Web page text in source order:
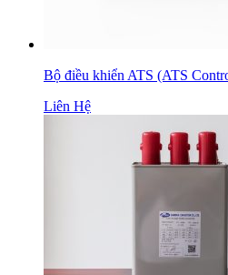
Bộ điều khiển ATS (ATS
Liên Hệ